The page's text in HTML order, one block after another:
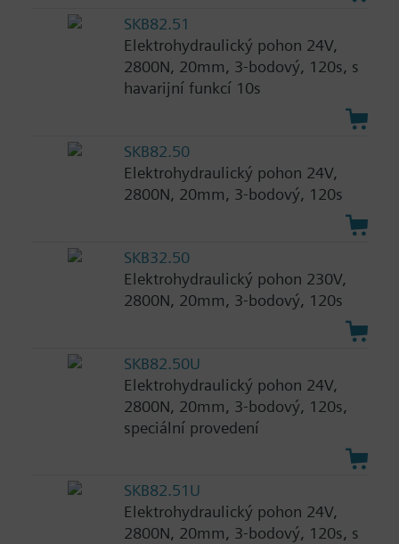
SKB82.51
Elektrohydraulický pohon 24V,
2800N, 20mm, 3-bodový, 120s, s
havarijní funkcí 10s
SKB82.50
Elektrohydraulický pohon 24V,
2800N, 20mm, 3-bodový, 120s
SKB32.50
Elektrohydraulický pohon 230V,
2800N, 20mm, 3-bodový, 120s
SKB82.50U
Elektrohydraulický pohon 24V,
2800N, 20mm, 3-bodový, 120s,
speciální provedení
SKB82.51U
Elektrohydraulický pohon 24V,
2800N, 20mm, 3-bodový, 120s, s